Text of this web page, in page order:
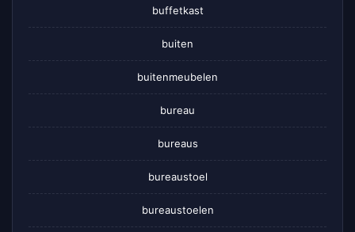
buffetkast
buiten
buitenmeubelen
bureau
bureaus
bureaustoel
bureaustoelen